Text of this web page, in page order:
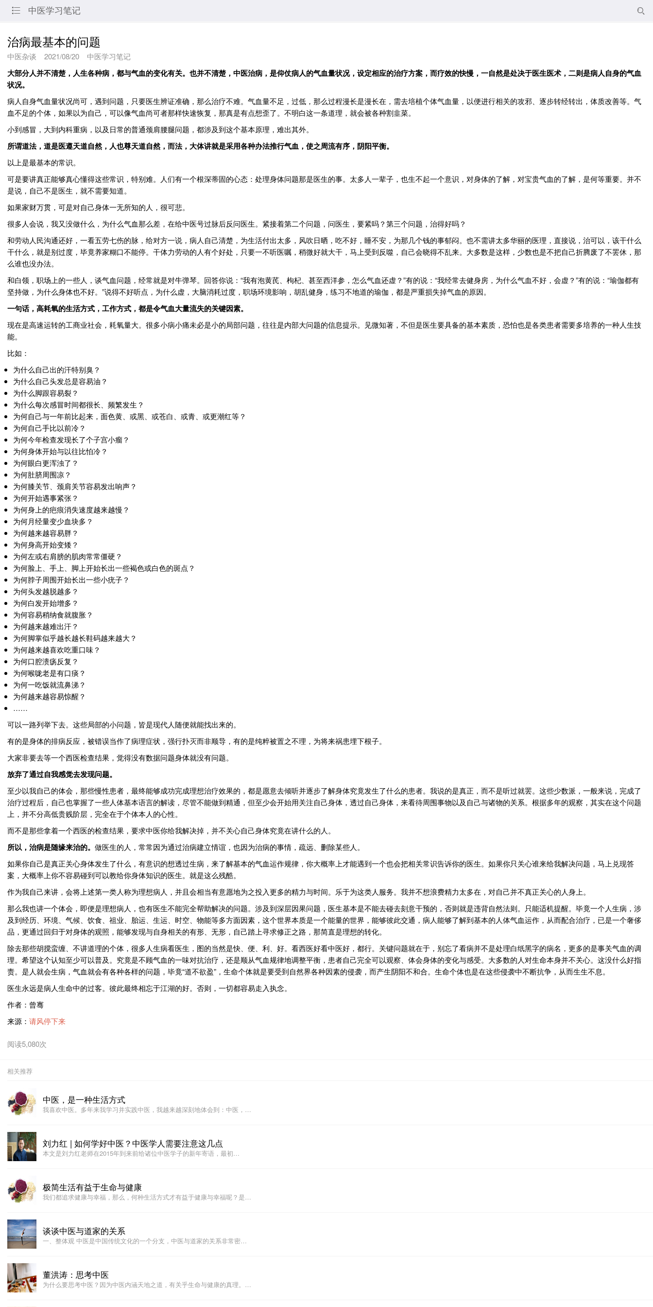
 中医学习笔记 
治病最基本的问题
中医杂谈 2021/08/20 中医学习笔记
大部分人并不清楚，人生各种病，都与气血的变化有关。也并不清楚，中医治病，是仰仗病人的气血量状况，设定相应的治疗方案，而疗效的快慢，一自然是处决于医生医术，二则是病人自身的气血
状况。
病人自身气血量状况尚可，遇到问题，只要医生辨证准确，那么治疗不难。气血量不足，过低，那么过程漫长是漫长在，需去培植个体气血量，以便进行相关的攻邪、逐步转经转出，体质改善等。气
血不足的个体，如果以为自己，可以像气血尚可者那样快速恢复，那真是有点想歪了。不明白这一条道理，就会被各种割韭菜。
小到感冒，大到内科重病，以及日常的普通颈肩腰腿问题，都涉及到这个基本原理，难出其外。
所谓道法，道是医遵天道自然，人也尊天道自然，而法，大体讲就是采用各种办法推行气血，使之周流有序，阴阳平衡。
以上是最基本的常识。
可是要讲真正能够真心懂得这些常识，特别难。人们有一个根深蒂固的心态：处理身体问题那是医生的事。太多人一辈子，也生不起一个意识，对身体的了解，对宝贵气血的了解，是何等重要。并不
是说，自己不是医生，就不需要知道。
如果家财万贯，可是对自己身体一无所知的人，很可悲。
很多人会说，我又没做什么，为什么气血那么差，在给中医号过脉后反问医生。紧接着第二个问题，问医生，要紧吗？第三个问题，治得好吗？
和劳动人民沟通还好，一看五劳七伤的脉，给对方一说，病人自己清楚，为生活付出太多，风吹日晒，吃不好，睡不安，为那几个钱的事郁闷。也不需讲太多华丽的医理，直接说，治可以，该干什么
干什么，就是别过度，毕竟养家糊口不能停。干体力劳动的人有个好处，只要一不听医嘱，稍微好就大干，马上受到反噬，自己会晓得不乱来。大多数是这样，少数也是不把自己折腾废了不罢休，那
么谁也没办法。
和白领，职场上的一些人，谈气血问题，经常就是对牛弹琴。回答你说：“我有泡黄芪、枸杞、甚至西洋参，怎么气血还虚？”有的说：“我经常去健身房，为什么气血不好，会虚？”有的说：“瑜伽都有
坚持做，为什么身体也不好。”说得不好听点，为什么虚，大脑消耗过度，职场环境影响，胡乱健身，练习不地道的瑜伽，都是严重损失掉气血的原因。
一句话，高耗氧的生活方式，工作方式，都是令气血大量流失的关键因素。
现在是高速运转的工商业社会，耗氧量大。很多小病小痛未必是小的局部问题，往往是内部大问题的信息提示。见微知著，不但是医生要具备的基本素质，恐怕也是各类患者需要多培养的一种人生技
能。
比如：
为什么自己出的汗特别臭？
为什么自己头发总是容易油？
为什么脚跟容易裂？
为什么每次感冒时间都很长、频繁发生？
为何自己与一年前比起来，面色黄、或黑、或苍白、或青、或更潮红等？
为何自己手比以前冷？
为何今年检查发现长了个子宫小瘤？
为何身体开始与以往比怕冷？
为何眼白更浑浊了？
为何肚脐周围凉？
为何膝关节、颈肩关节容易发出响声？
为何开始遇事紧张？
为何身上的疤痕消失速度越来越慢？
为何月经量变少血块多？
为何越来越容易胖？
为何身高开始变矮？
为何左或右肩膀的肌肉常常僵硬？
为何脸上、手上、脚上开始长出一些褐色或白色的斑点？
为何脖子周围开始长出一些小疣子？
为何头发越脱越多？
为何白发开始增多？
为何容易稍纳食就腹胀？
为何越来越难出汗？
为何脚掌似乎越长越长鞋码越来越大？
为何越来越喜欢吃重口味？
为何口腔溃疡反复？
为何喉咙老是有口痰？
为何一吃饭就流鼻涕？
为何越来越容易惊醒？
……
可以一路列举下去。这些局部的小问题，皆是现代人随便就能找出来的。
有的是身体的排病反应，被错误当作了病理症状，强行扑灭而非顺导，有的是纯粹被置之不理，为将来祸患埋下根子。
大家非要去等一个西医检查结果，觉得没有数据问题身体就没有问题。
放弃了通过自我感觉去发现问题。
至少以我自己的体会，那些慢性患者，最终能够成功完成理想治疗效果的，都是愿意去倾听并逐步了解身体究竟发生了什么的患者。我说的是真正，而不是听过就罢。这些少数派，一般来说，完成了
治疗过程后，自己也掌握了一些人体基本语言的解读，尽管不能做到精通，但至少会开始用关注自己身体，透过自己身体，来看待周围事物以及自己与诸物的关系。根据多年的观察，其实在这个问题
上，并不分高低贵贱阶层，完全在于个体本人的心性。
而不是那些拿着一个西医的检查结果，要求中医你给我解决掉，并不关心自己身体究竟在讲什么的人。
所以，治病是随缘来治的。 做医生的人，常常因为通过治病建立情谊，也因为治病的事情，疏远、删除某些人。
如果你自己是真正关心身体发生了什么，有意识的想透过生病，来了解基本的气血运作规律，你大概率上才能遇到一个也会把相关常识告诉你的医生。如果你只关心谁来给我解决问题，马上兑现答
案，大概率上你不容易碰到可以教给你身体知识的医生。就是这么残酷。
作为我自己来讲，会将上述第一类人称为理想病人，并且会相当有意愿地为之投入更多的精力与时间。乐于为这类人服务。我并不想浪费精力太多在，对自己并不真正关心的人身上。
那么我也讲一个体会，即便是理想病人，也有医生不能完全帮助解决的问题。涉及到深层因果问题，医生基本是不能去碰去刻意干预的，否则就是违背自然法则。只能适机提醒。毕竟一个人生病，涉
及到经历、环境、气候、饮食、祖业、胎运、生运、时空、物能等多方面因素，这个世界本质是一个能量的世界，能够彼此交通，病人能够了解到基本的人体气血运作，从而配合治疗，已是一个奢侈
品，更通过回归于对身体的观照，能够发现与自身相关的有形、无形，自己踏上寻求修正之路，那简直是理想的转化。
除去那些胡搅蛮缠、不讲道理的个体，很多人生病看医生，图的当然是快、便、利、好。看西医好看中医好，都行。关键问题就在于，别忘了看病并不是处理白纸黑字的病名，更多的是事关气血的调
理。希望这个认知至少可以普及。究竟是不顾气血的一味对抗治疗，还是顺从气血规律地调整平衡，患者自己完全可以观察、体会身体的变化与感受。大多数的人对生命本身并不关心。这没什么好指
责。是人就会生病，气血就会有各种各样的问题，毕竟“道不欲盈”，生命个体就是要受到自然界各种因素的侵袭，而产生阴阳不和合。生命个体也是在这些侵袭中不断抗争，从而生生不息。
医生永远是病人生命中的过客。彼此最终相忘于江湖的好。否则，一切都容易走入执念。
作者：曾骞
来源： 请风停下来
阅读5,080次
相关推荐
中医，是一种生活方式
我喜欢中医。多年来我学习并实践中医，我越来越深刻地体会到：中医，…
刘力红 | 如何学好中医？中医学人需要注意这几点
本文是刘力红老师在2015年到来前给诸位中医学子的新年寄语，最初…
极简生活有益于生命与健康
我们都追求健康与幸福，那么，何种生活方式才有益于健康与幸福呢？是…
谈谈中医与道家的关系
一、整体观 中医是中国传统文化的一个分支，中医与道家的关系非常密…
董洪涛：思考中医
为什么要思考中医？因为中医内涵天地之道，有关乎生命与健康的真理。…